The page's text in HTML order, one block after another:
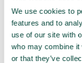
We use cookies to
features and to
use of our site with
who may combine it
or that they’ve
tarjous
Palveluidemme
Räätälöity
yrityksellesi
Tutustu eri